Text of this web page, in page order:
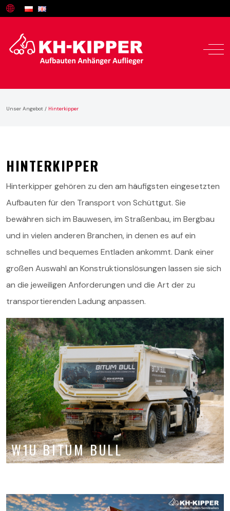
Angebot
Service und Ersatzteile
Über uns
Kontakt
Unser Angebot / Hinterkipper
HINTERKIPPER
Hinterkipper gehören zu den am häufigsten eingesetzten
Aufbauten für den Transport von Schüttgut. Sie
bewähren sich im Bauwesen, im Straßenbau, im Bergbau
und in vielen anderen Branchen, in denen es auf ein
schnelles und bequemes Entladen ankommt. Dank einer
großen Auswahl an Konstruktionslösungen lassen sie sich
an die jeweiligen Anforderungen und die Art der zu
transportierenden Ladung anpassen.
W1U BITUM BULL